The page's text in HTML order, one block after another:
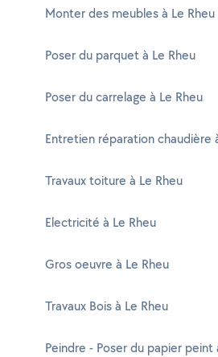
Monter des meubles à Le Rheu
Poser du parquet à Le Rheu
Poser du carrelage à Le Rheu
Entretien réparation chaudière
Travaux toiture à Le Rheu
Electricité à Le Rheu
Gros oeuvre à Le Rheu
Travaux Bois à Le Rheu
Peindre - Poser du papier peint